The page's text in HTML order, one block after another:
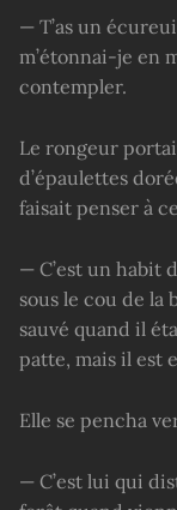
— T’as un
m’étonnai-je en
contempler.
Le rongeur
d’épaulettes
faisait penser à
— C’est un habit
sous le cou de la
sauvé quand il
patte, mais il est
Elle se pencha
— C’est lui qui